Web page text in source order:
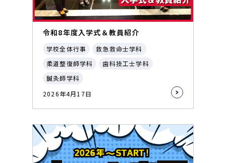
令和8年度入学式＆教員紹介
学校全体行事
救急救命士学科
柔道整復師学科
歯科技工士学科
鍼灸師学科
2026年4月17日